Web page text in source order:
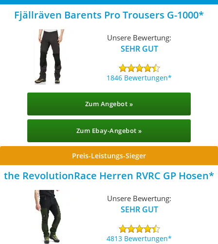
Fjällräven Barents Pro Trousers G-1000
Unsere Bewertung:
SEHR GUT
1846 Bewertungen
Zum Angebot »
Zum Ebay-Angebot »
Preis-Leistungs-Sieger
the RevolutionRace Herren RVRC GP Hosen
Unsere Bewertung:
SEHR GUT
4813 Bewertungen